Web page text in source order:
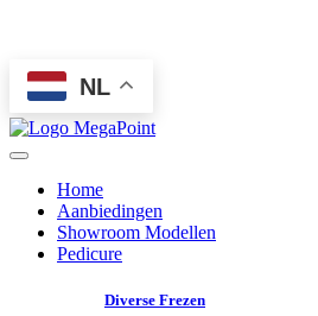
NL
Home
Aanbiedingen
Showroom Modellen
Pedicure
Diverse Frezen